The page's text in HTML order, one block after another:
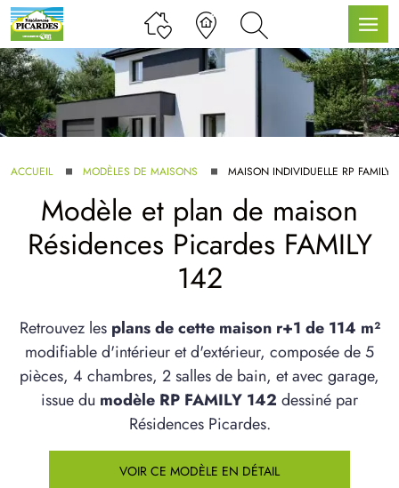
SERVICE BDL EXTENSION
ARTICLES
ACCUEIL MODÈLES DE MAISONS MAISON INDIVIDUELLE RP FAMILY
Modèle et plan de maison
Résidences Picardes FAMILY
142
Retrouvez les plans de cette maison r+1 de 114 m²
modifiable d'intérieur et d'extérieur, composée de 5
pièces, 4 chambres, 2 salles de bain, et avec garage,
issue du modèle RP FAMILY 142 dessiné par
Résidences Picardes.
VOIR CE MODÈLE EN DÉTAIL